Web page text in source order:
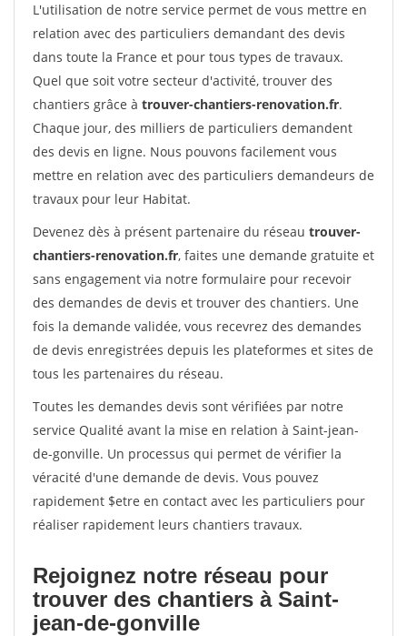
L'utilisation de notre service permet de vous mettre en
relation avec des particuliers demandant des devis
dans toute la France et pour tous types de travaux.
Quel que soit votre secteur d'activité, trouver des
chantiers grâce à trouver-chantiers-renovation.fr.
Chaque jour, des milliers de particuliers demandent
des devis en ligne. Nous pouvons facilement vous
mettre en relation avec des particuliers demandeurs de
travaux pour leur Habitat.
Devenez dès à présent partenaire du réseau trouver-
chantiers-renovation.fr, faites une demande gratuite et
sans engagement via notre formulaire pour recevoir
des demandes de devis et trouver des chantiers. Une
fois la demande validée, vous recevrez des demandes
de devis enregistrées depuis les plateformes et sites de
tous les partenaires du réseau.
Toutes les demandes devis sont vérifiées par notre
service Qualité avant la mise en relation à Saint-jean-
de-gonville. Un processus qui permet de vérifier la
véracité d'une demande de devis. Vous pouvez
rapidement $etre en contact avec les particuliers pour
réaliser rapidement leurs chantiers travaux.
Rejoignez notre réseau pour
trouver des chantiers à Saint-
jean-de-gonville